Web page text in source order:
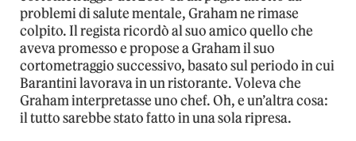
problemi di salute mentale, Graham ne rimase
colpito. Il regista ricordò al suo amico quello che
aveva promesso e propose a Graham il suo
cortometraggio successivo, basato sul periodo in cui
Barantini lavorava in un ristorante. Voleva che
Graham interpretasse uno chef. Oh, e un’altra cosa:
il tutto sarebbe stato fatto in una sola ripresa.